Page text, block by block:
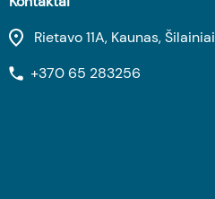
Rietavo 11A, Kaunas, Šilainiai
+370 65 283256